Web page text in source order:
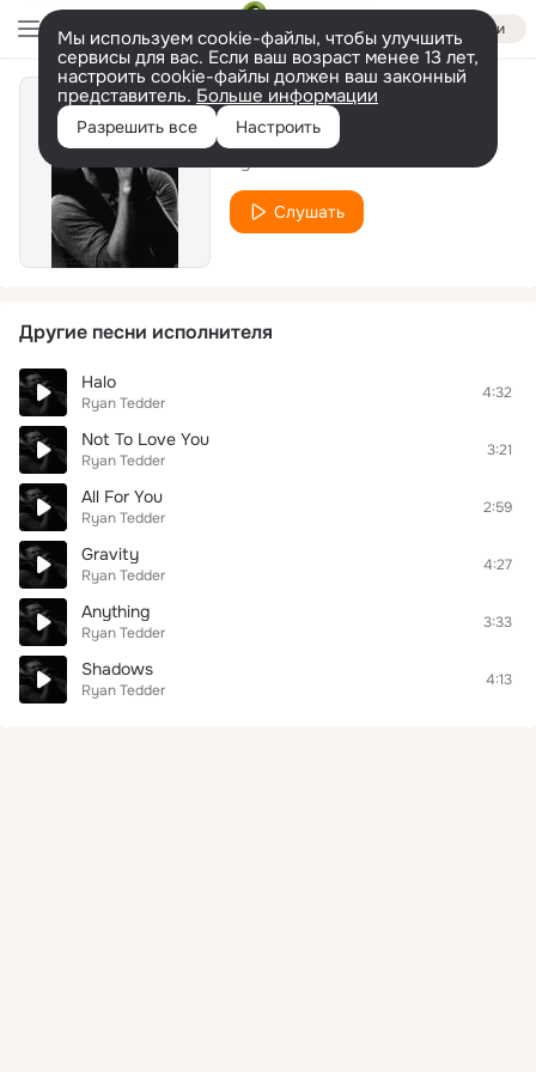
Войти
Мы используем cookie-файлы, чтобы улучшить
сервисы для вас. Если ваш возраст менее 13 лет,
настроить cookie-файлы должен ваш законный
представитель. Больше информации
Разрешить все Настроить
Unbroken
Слушать
Другие песни исполнителя
Halo
Ryan Tedder
4:32
Not To Love You
Ryan Tedder
3:21
All For You
Ryan Tedder
2:59
Gravity
Ryan Tedder
4:27
Anything
Ryan Tedder
3:33
Shadows
Ryan Tedder
4:13